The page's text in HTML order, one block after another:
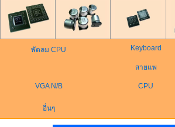
พัดลม CPU Keyboard
สายแพ
VGA N/B CPU
อื่นๆ